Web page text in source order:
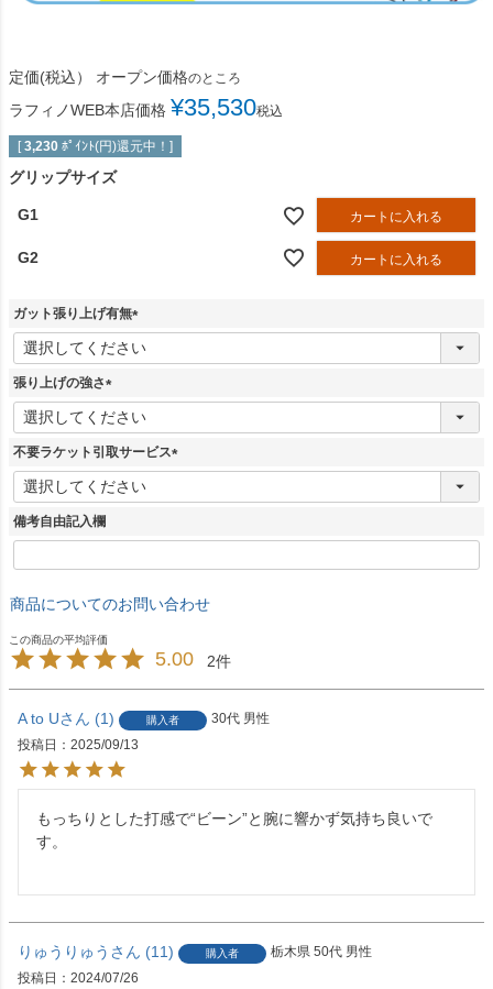
定価(税込） オープン価格のところ
ラフィノWEB本店価格 ¥35,530税込
[ 3,230 ﾎﾟｲﾝﾄ(円)還元中！]
グリップサイズ
G1 カートに入れる
G2 カートに入れる
ガット張り上げ有無
(
必
張り上げの強さ
(
必
須
不要ラケット引取サービス
(
備考自由記入欄
商品についてのお問い合わせ
5.00 2
A to U 1 購入者 30代 男性
投稿日
2025/09/13
もっちりとした打感で“ビーン”と腕に響かず気持ち良いで
す。
りゅうりゅう 11 購入者 栃木県 50代 男性
投稿日
2024/07/26